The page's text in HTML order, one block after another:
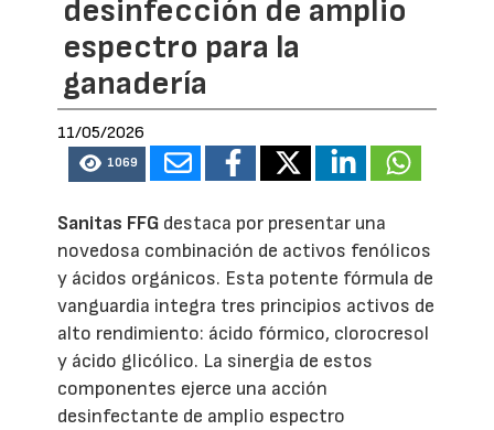
desinfección de amplio
espectro para la
ganadería
11/05/2026
1069
Sanitas FFG destaca por presentar una
novedosa combinación de activos fenólicos
y ácidos orgánicos. Esta potente fórmula de
vanguardia integra tres principios activos de
alto rendimiento: ácido fórmico, clorocresol
y ácido glicólico. La sinergia de estos
componentes ejerce una acción
desinfectante de amplio espectro